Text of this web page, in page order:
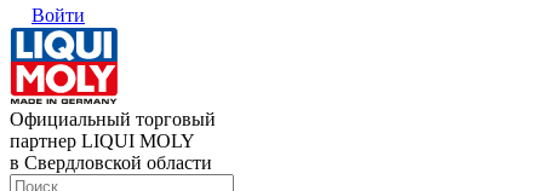
Войти
Официальный торговый
партнер LIQUI MOLY
в Свердловской области